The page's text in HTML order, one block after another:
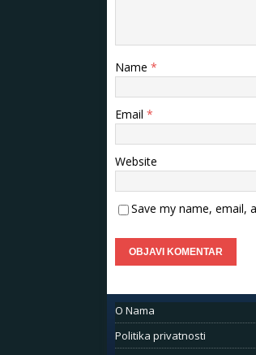
Name *
Email *
Website
Save my name, email,
O Nama
Politika privatnosti